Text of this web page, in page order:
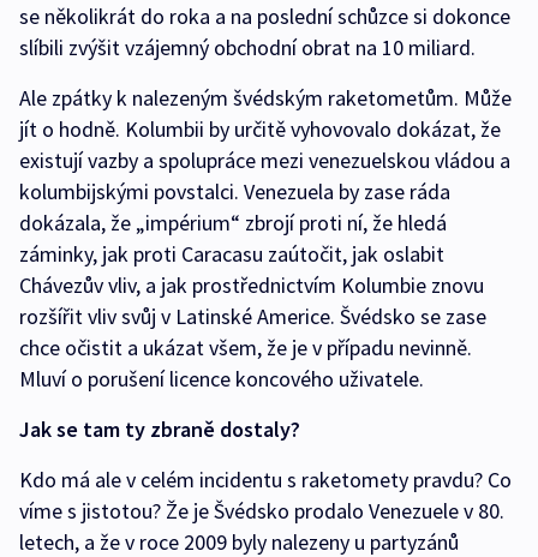
se několikrát do roka a na poslední schůzce si dokonce
slíbili zvýšit vzájemný obchodní obrat na 10 miliard.
Ale zpátky k nalezeným švédským raketometům. Může
jít o hodně. Kolumbii by určitě vyhovovalo dokázat, že
existují vazby a spolupráce mezi venezuelskou vládou a
kolumbijskými povstalci. Venezuela by zase ráda
dokázala, že „impérium“ zbrojí proti ní, že hledá
záminky, jak proti Caracasu zaútočit, jak oslabit
Chávezův vliv, a jak prostřednictvím Kolumbie znovu
rozšířit vliv svůj v Latinské Americe. Švédsko se zase
chce očistit a ukázat všem, že je v případu nevinně.
Mluví o porušení licence koncového uživatele.
Jak se tam ty zbraně dostaly?
Kdo má ale v celém incidentu s raketomety pravdu? Co
víme s jistotou? Že je Švédsko prodalo Venezuele v 80.
letech, a že v roce 2009 byly nalezeny u partyzánů